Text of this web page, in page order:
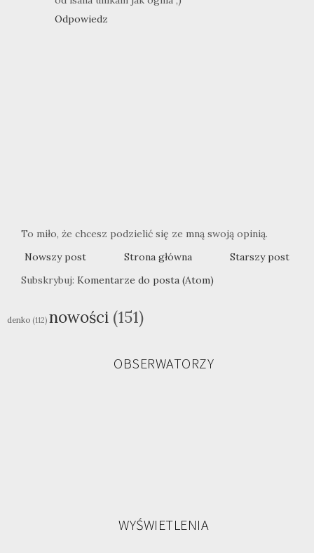
Odpowiedz
To miło, że chcesz podzielić się ze mną swoją opinią.
Nowszy post
Starszy post
Strona główna
Subskrybuj: Komentarze do posta (Atom)
denko (112) nowości (151)
OBSERWATORZY
WYŚWIETLENIA